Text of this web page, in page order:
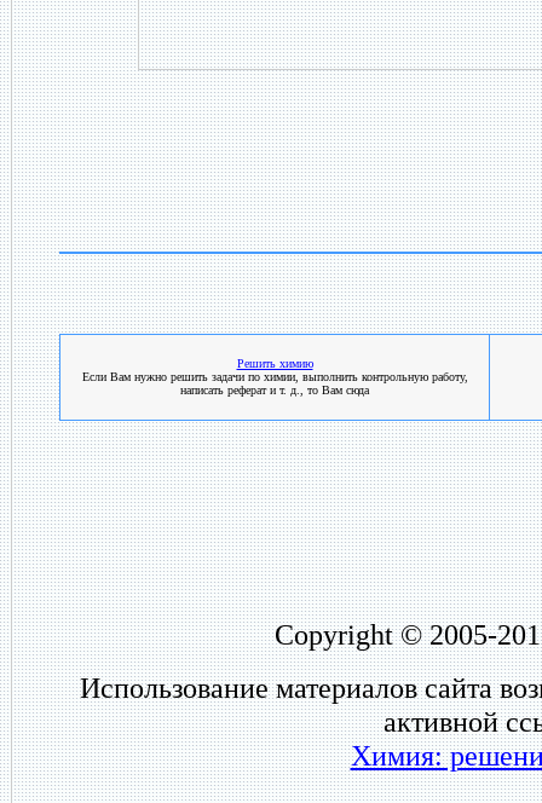
Решить химию
Если Вам нужно решить задачи по химии, выполнить контрольную работу,
написать реферат и т. д., то Вам сюда
Copyright © 2005-
Использование материалов сайта
активной
Химия: